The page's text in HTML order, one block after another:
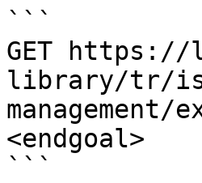
```
GET https://
library/tr/
<endgoal>
```